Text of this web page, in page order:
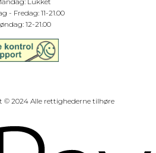
- Fredag: 11-21.00
12-21.00
© 2024 Alle rettighederne tilhøre